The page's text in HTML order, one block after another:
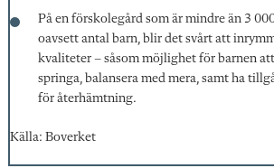
På en förskolegård som är mindre än 3
oavsett antal barn, blir det svårt att
kvaliteter – såsom möjlighet för barnen
springa, balansera med mera, samt ha
för återhämtning.
Källa: Boverket